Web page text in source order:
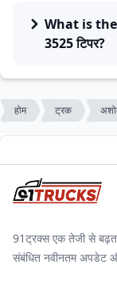
What is
3525 टिपर?
होम ट्रक
91ट्रक्स एक तेजी से बढ़ता
संबंधित नवीनतम अपडेट